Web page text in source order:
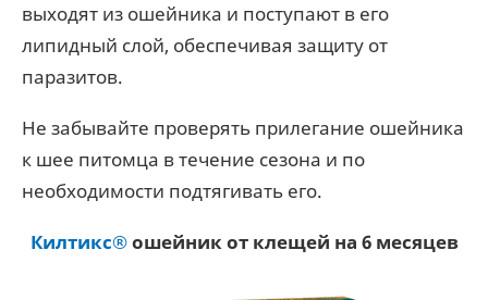
выходят из ошейника и поступают в его
липидный слой, обеспечивая защиту от
паразитов.
Не забывайте проверять прилегание ошейника
к шее питомца в течение сезона и по
необходимости подтягивать его.
Килтикс®ошейник от клещей на 6 месяцев